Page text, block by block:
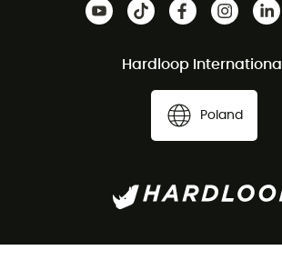
Hardloop International
Poland